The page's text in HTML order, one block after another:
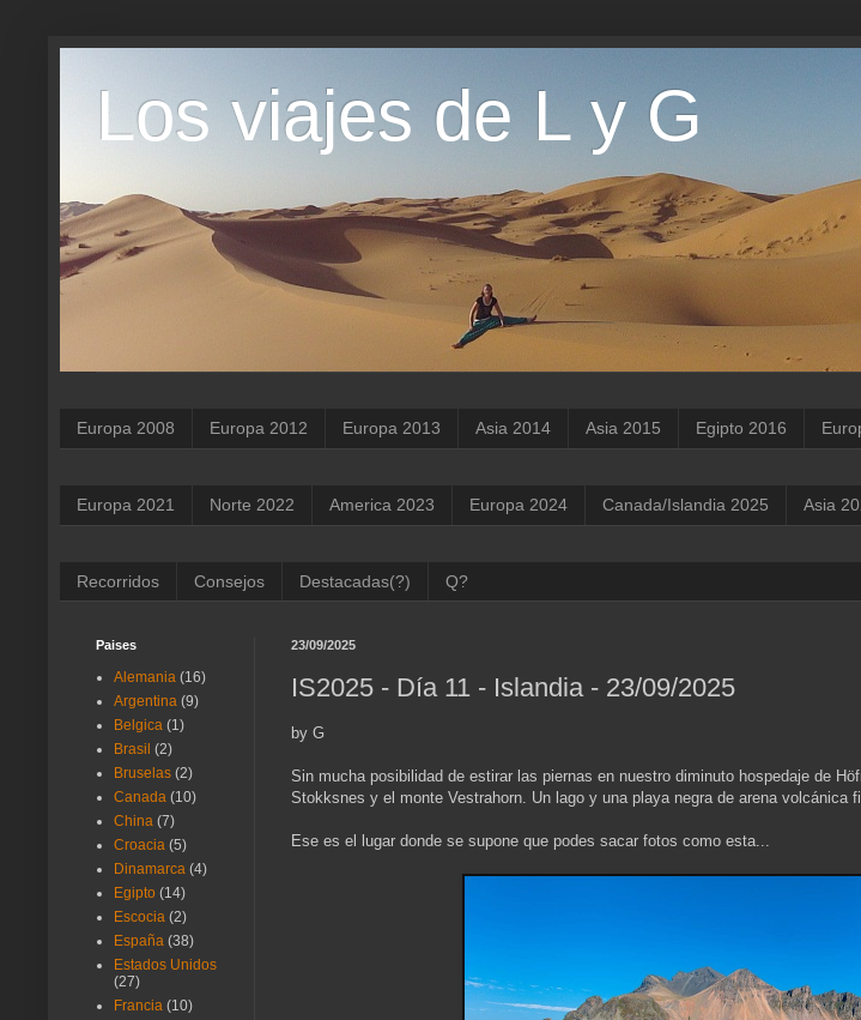
Los viajes de L y G
Europa 2008 Europa 2012 Europa 2013 Asia 2014 Asia 2015 Egipto 2016
Europa 2021 Norte 2022 America 2023 Europa 2024 Canada/Islandia 2025 Asia
Recorridos Consejos Destacadas(?) Q?
23/09/2025
IS2025 - Día 11 - Islandia - 23/09/2025
by G
Sin mucha posibilidad de estirar las piernas en nuestro diminuto hospedaje de
Stokksnes y el monte Vestrahorn. Un lago y una playa negra de arena
Ese es el lugar donde se supone que podes sacar fotos como esta...
Paises
Alemania (16)
Argentina (9)
Belgica (1)
Brasil (2)
Bruselas (2)
Canada (10)
China (7)
Croacia (5)
Dinamarca (4)
Egipto (14)
Escocia (2)
España (38)
Estados Unidos
(27)
Francia (10)